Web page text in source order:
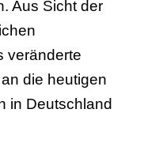
Aus Sicht der
veränderte
die heutigen
in Deutschland